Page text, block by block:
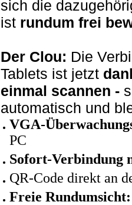
sich die
ist rundum frei
Der Clou: Die
Tablets ist jetzt
einmal scannen -
automatisch und
VGA-
PC
Sofort-Verbindung
QR-Code direkt an
Freie Rundumsicht: